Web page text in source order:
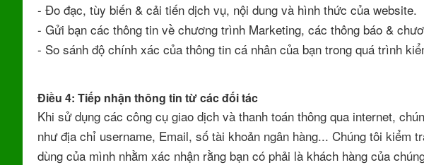
- Đo đạc, tùy biến & cải tiến dịch vụ, nội dung và hình thức của website.
- Gửi bạn các thông tin về chương trình Marketing, các thông báo &
- So sánh độ chính xác của thông tin cá nhân của bạn trong quá trình
Điều 4: Tiếp nhận thông tin từ các đối tác
Khi sử dụng các công cụ giao dịch và thanh toán thông qua internet,
như địa chỉ username, Email, số tài khoản ngân hàng... Chúng tôi kiểm
dùng của mình nhằm xác nhận rằng bạn có phải là khách hàng của